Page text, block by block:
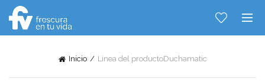
Inicio Linea del productoDuchamatic